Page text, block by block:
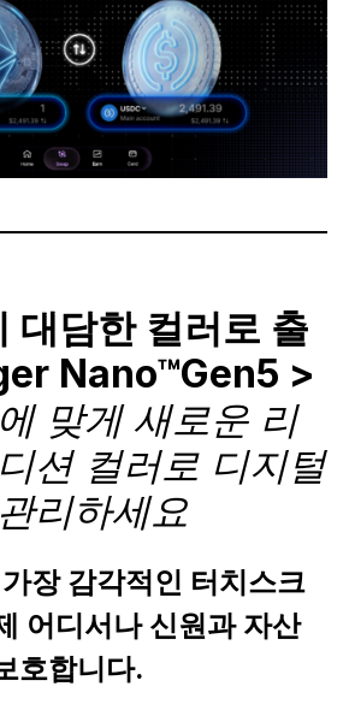
대담한 컬러로 출
Nano™Gen5 >
맞게 새로운 리
션 컬러로 디지털
리하세요
장 감각적인 터치스크
어디서나 신원과 자산
호합니다.